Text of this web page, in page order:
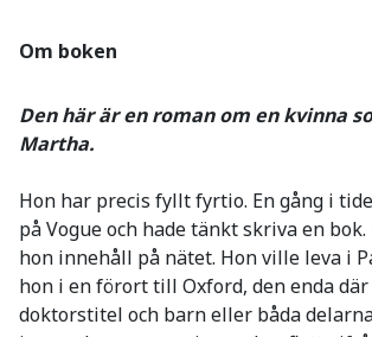
Om boken
Den här är en roman om en kvinna
Martha.
Hon har precis fyllt fyrtio. En gång i
på Vogue och hade tänkt skriva en
hon innehåll på nätet. Hon ville leva i
hon i en förort till Oxford, den enda
doktorstitel och barn eller båda